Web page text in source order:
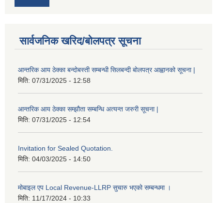
सार्वजनिक खरिद/बोलपत्र सूचना
आन्तरिक आय ठेक्का बन्दोबस्ती सम्बन्धी सिलबन्दी बोलपत्र आह्वानको सूचना |
मिति: 07/31/2025 - 12:58
आन्तरिक आय ठेक्का सम्झौता सम्बन्धि अत्यन्त जरुरी सूचना |
मिति: 07/31/2025 - 12:54
Invitation for Sealed Quotation.
मिति: 04/03/2025 - 14:50
मोबाइल एप Local Revenue-LLRP सुचारु भएको सम्बन्धमा ।
मिति: 11/17/2024 - 10:33